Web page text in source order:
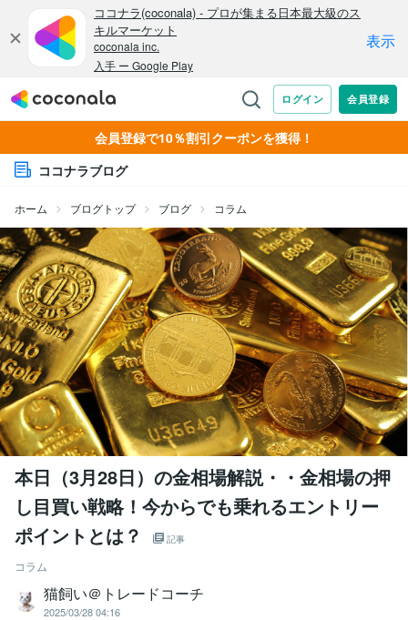
会員登録で10％割引クーポンを獲得！
ココナラブログ
ホーム ブログトップ ブログ コラム
本日（3月28日）の金相場解説・・金相場の押
し目買い戦略！今からでも乗れるエントリー
ポイントとは？
記事
コラム
猫飼い＠トレードコーチ
2025/03/28 04:16